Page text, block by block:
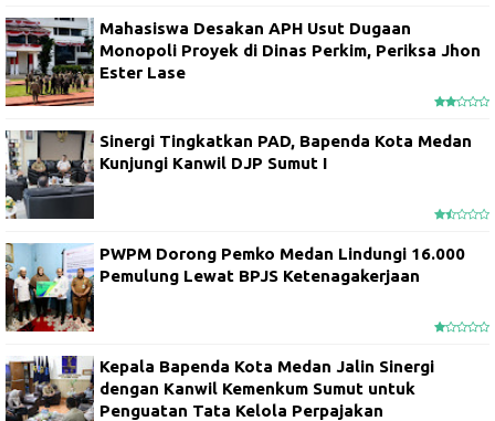
Mahasiswa Desakan APH Usut Dugaan
Monopoli Proyek di Dinas Perkim, Periksa Jhon
Ester Lase
Sinergi Tingkatkan PAD, Bapenda Kota Medan
Kunjungi Kanwil DJP Sumut I
PWPM Dorong Pemko Medan Lindungi 16.000
Pemulung Lewat BPJS Ketenagakerjaan
Kepala Bapenda Kota Medan Jalin Sinergi
dengan Kanwil Kemenkum Sumut untuk
Penguatan Tata Kelola Perpajakan